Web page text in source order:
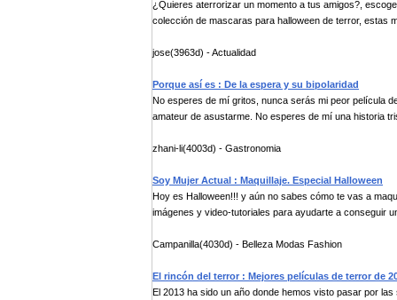
¿Quieres aterrorizar un momento a tus amigos?,
colección de mascaras para halloween de terror, estas
jose(3963d) - Actualidad
Porque así es : De la espera y su bipolaridad
No esperes de mí gritos, nunca serás mi peor película
amateur de asustarme. No esperes de mí una historia
zhani-li(4003d) - Gastronomia
Soy Mujer Actual : Maquillaje. Especial Halloween
Hoy es Halloween!!! y aún no sabes cómo te vas a
imágenes y video-tutoriales para ayudarte a conseguir
Campanilla(4030d) - Belleza Modas Fashion
El rincón del terror : Mejores películas de terror de
El 2013 ha sido un año donde hemos visto pasar por